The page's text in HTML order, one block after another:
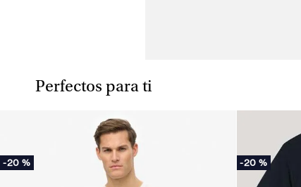
Perfectos para ti
-20 % -20 %